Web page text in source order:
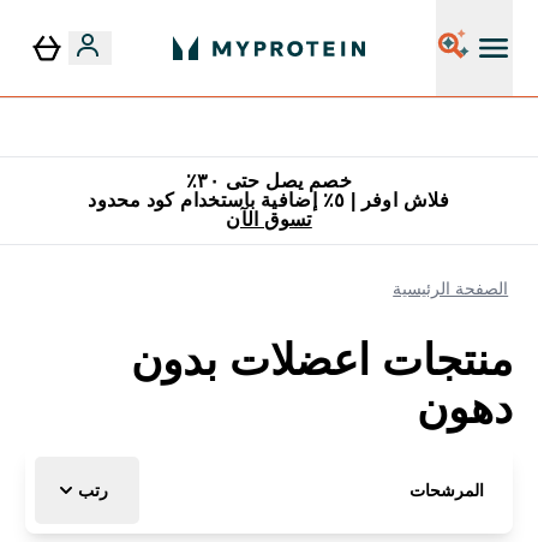
خصم يصل حتى ٣٠٪
فلاش اوفر | ٥٪ إضافية باستخدام كود محدود
تسوق الآن
الصفحة الرئيسية
منتجات اعضلات بدون
دهون
المرشحات رتب